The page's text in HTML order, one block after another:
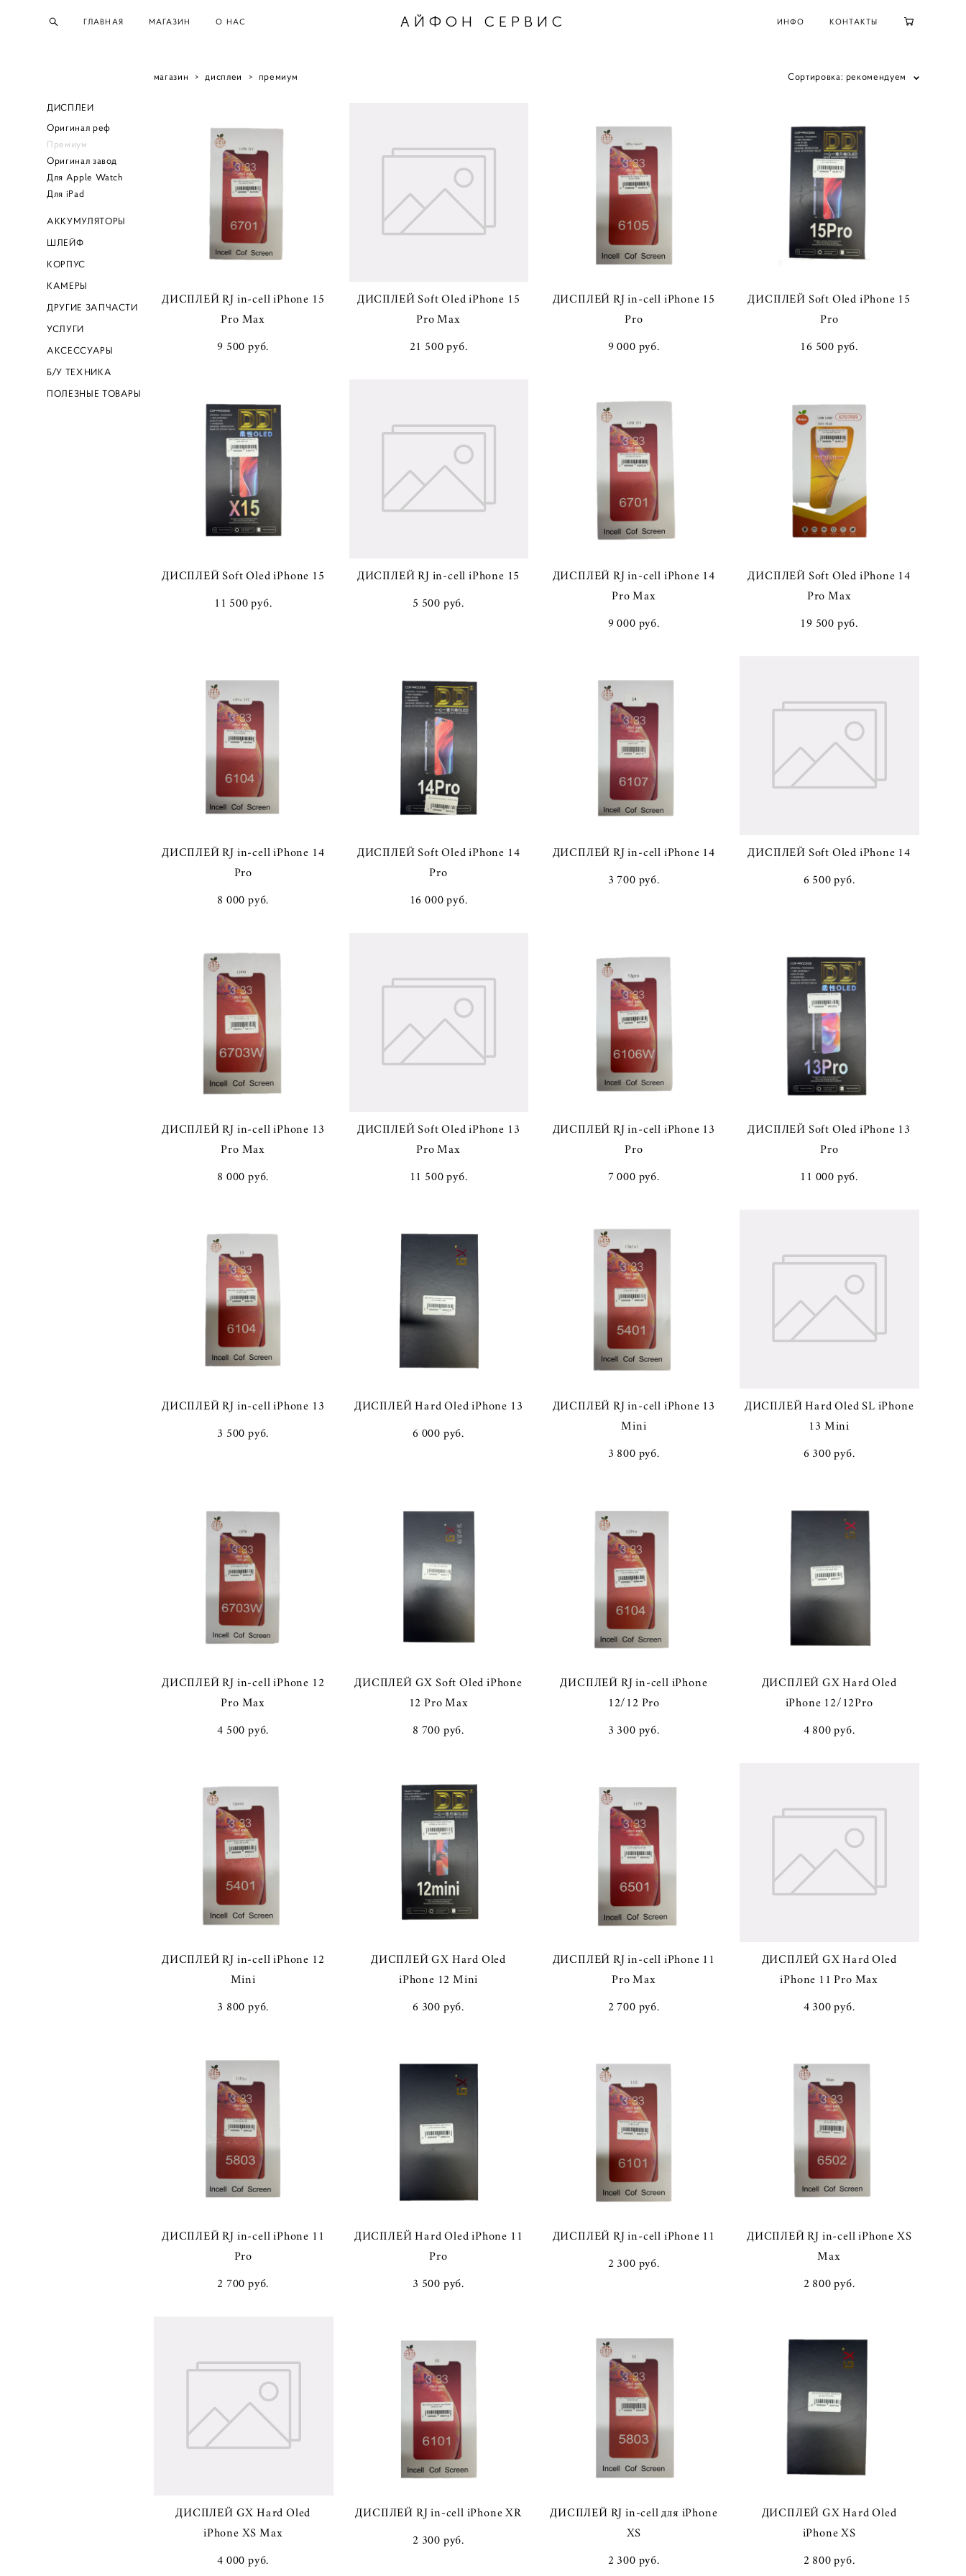
ГЛАВНАЯ МАГАЗИН О НАС АЙФОН СЕРВИС ИНФО КОНТАКТЫ
ДИСПЛЕИ
Оригинал реф
Премиум
Оригинал завод
Для Apple Watch
Для iPad
АККУМУЛЯТОРЫ
ШЛЕЙФ
КОРПУС
КАМЕРЫ
ДРУГИЕ ЗАПЧАСТИ
УСЛУГИ
АКСЕССУАРЫ
Б/У ТЕХНИКА
ПОЛЕЗНЫЕ ТОВАРЫ
магазин > дисплеи > премиум Сортировка: рекомендуем
ДИСПЛЕЙ RJ in-cell iPhone 15
Pro Max
9 500 pуб.
ДИСПЛЕЙ Soft Oled iPhone 15
Pro Max
21 500 pуб.
ДИСПЛЕЙ RJ in-cell iPhone 15
Pro
9 000 pуб.
ДИСПЛЕЙ Soft Oled iPhone 15
Pro
16 500 pуб.
ДИСПЛЕЙ Soft Oled iPhone 15
11 500 pуб.
ДИСПЛЕЙ RJ in-cell iPhone 15
5 500 pуб.
ДИСПЛЕЙ RJ in-cell iPhone 14
Pro Max
9 000 pуб.
ДИСПЛЕЙ Soft Oled iPhone 14
Pro Max
19 500 pуб.
ДИСПЛЕЙ RJ in-cell iPhone 14
Pro
8 000 pуб.
ДИСПЛЕЙ Soft Oled iPhone 14
Pro
16 000 pуб.
ДИСПЛЕЙ RJ in-cell iPhone 14
3 700 pуб.
ДИСПЛЕЙ Soft Oled iPhone 14
6 500 pуб.
ДИСПЛЕЙ RJ in-cell iPhone 13
Pro Max
8 000 pуб.
ДИСПЛЕЙ Soft Oled iPhone 13
Pro Max
11 500 pуб.
ДИСПЛЕЙ RJ in-cell iPhone 13
Pro
7 000 pуб.
ДИСПЛЕЙ Soft Oled iPhone 13
Pro
11 000 pуб.
ДИСПЛЕЙ RJ in-cell iPhone 13
3 500 pуб.
ДИСПЛЕЙ Hard Oled iPhone 13
6 000 pуб.
ДИСПЛЕЙ RJ in-cell iPhone 13
Mini
3 800 pуб.
ДИСПЛЕЙ Hard Oled SL iPhone
13 Mini
6 300 pуб.
ДИСПЛЕЙ RJ in-cell iPhone 12
Pro Max
4 500 pуб.
ДИСПЛЕЙ GX Soft Oled iPhone
12 Pro Max
8 700 pуб.
ДИСПЛЕЙ RJ in-cell iPhone
12/12 Pro
3 300 pуб.
ДИСПЛЕЙ GX Hard Oled
iPhone 12/12Pro
4 800 pуб.
ДИСПЛЕЙ RJ in-cell iPhone 12
Mini
3 800 pуб.
ДИСПЛЕЙ GX Hard Oled
iPhone 12 Mini
6 300 pуб.
ДИСПЛЕЙ RJ in-cell iPhone 11
Pro Max
2 700 pуб.
ДИСПЛЕЙ GX Hard Oled
iPhone 11 Pro Max
4 300 pуб.
ДИСПЛЕЙ RJ in-cell iPhone 11
Pro
2 700 pуб.
ДИСПЛЕЙ Hard Oled iPhone 11
Pro
3 500 pуб.
ДИСПЛЕЙ RJ in-cell iPhone 11
2 300 pуб.
ДИСПЛЕЙ RJ in-cell iPhone XS
Max
2 800 pуб.
ДИСПЛЕЙ GX Hard Oled
iPhone XS Max
4 000 pуб.
ДИСПЛЕЙ RJ in-cell iPhone XR
2 300 pуб.
ДИСПЛЕЙ RJ in-cell для iPhone
XS
2 300 pуб.
ДИСПЛЕЙ GX Hard Oled
iPhone XS
2 800 pуб.